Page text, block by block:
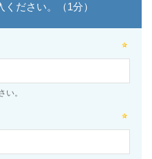
ださい。（1分）
。